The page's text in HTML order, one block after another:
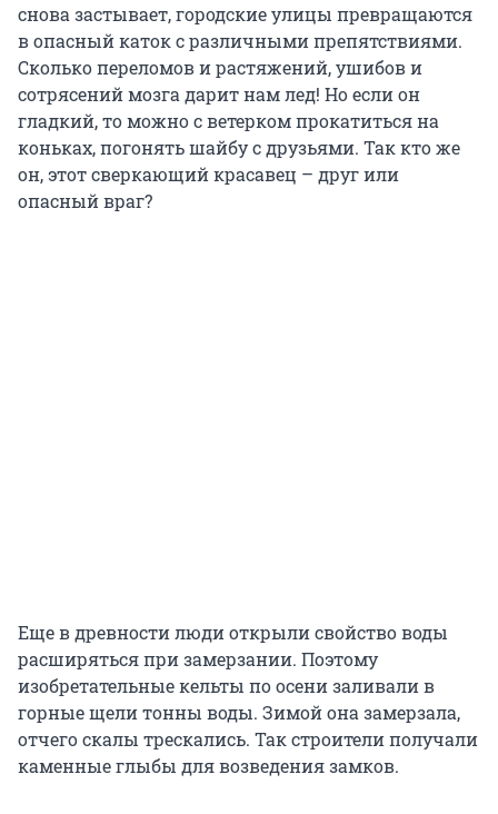
снова застывает, городские улицы превращаются
в опасный каток с различными препятствиями.
Сколько переломов и растяжений, ушибов и
сотрясений мозга дарит нам лед! Но если он
гладкий, то можно с ветерком прокатиться на
коньках, погонять шайбу с друзьями. Так кто же
он, этот сверкающий красавец – друг или
опасный враг?
Еще в древности люди открыли свойство воды
расширяться при замерзании. Поэтому
изобретательные кельты по осени заливали в
горные щели тонны воды. Зимой она замерзала,
отчего скалы трескались. Так строители получали
каменные глыбы для возведения замков.